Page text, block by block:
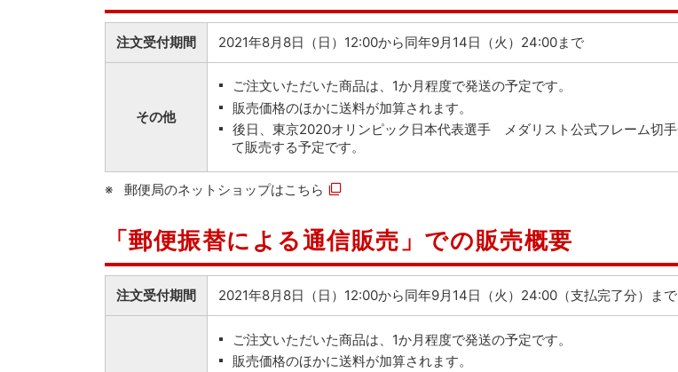
注文受付期間 2021年8月8日（日）12:00から同年9月14日（火）24:00まで
その他
ご注文いただいた商品は、1か月程度で発送の予定です。
販売価格のほかに送料が加算されます。
後日、東京2020オリンピック日本代表選手 メダリスト公式フレーム切
て販売する予定です。
郵便局のネットショップはこちら
「郵便振替による通信販売」での販売概要
注文受付期間 2021年8月8日（日）12:00から同年9月14日（火）24:00（支払完了分）まで
ご注文いただいた商品は、1か月程度で発送の予定です。
販売価格のほかに送料が加算されます。